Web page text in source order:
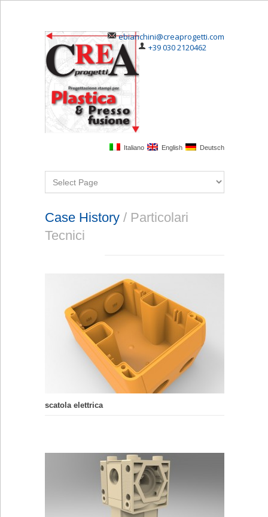
ebianchini@creaprogetti.com
+39 030 2120462
Italiano English Deutsch
Case History / Particolari
Tecnici
scatola elettrica